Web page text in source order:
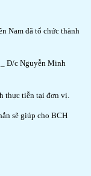
Nam đã tổ chức thành
_ Đ/c Nguyễn Minh
thực tiễn tại đơn vị.
sẽ giúp cho BCH